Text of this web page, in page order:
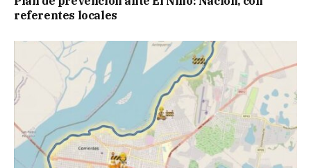
referentes locales